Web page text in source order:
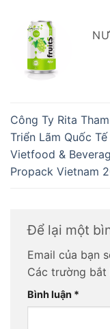
Công Ty Rita
Triển Lãm Quốc Tế
Vietfood &
Propack Vietnam
Để lại một
Email của bạn
Các trường bắt
Bình luận *